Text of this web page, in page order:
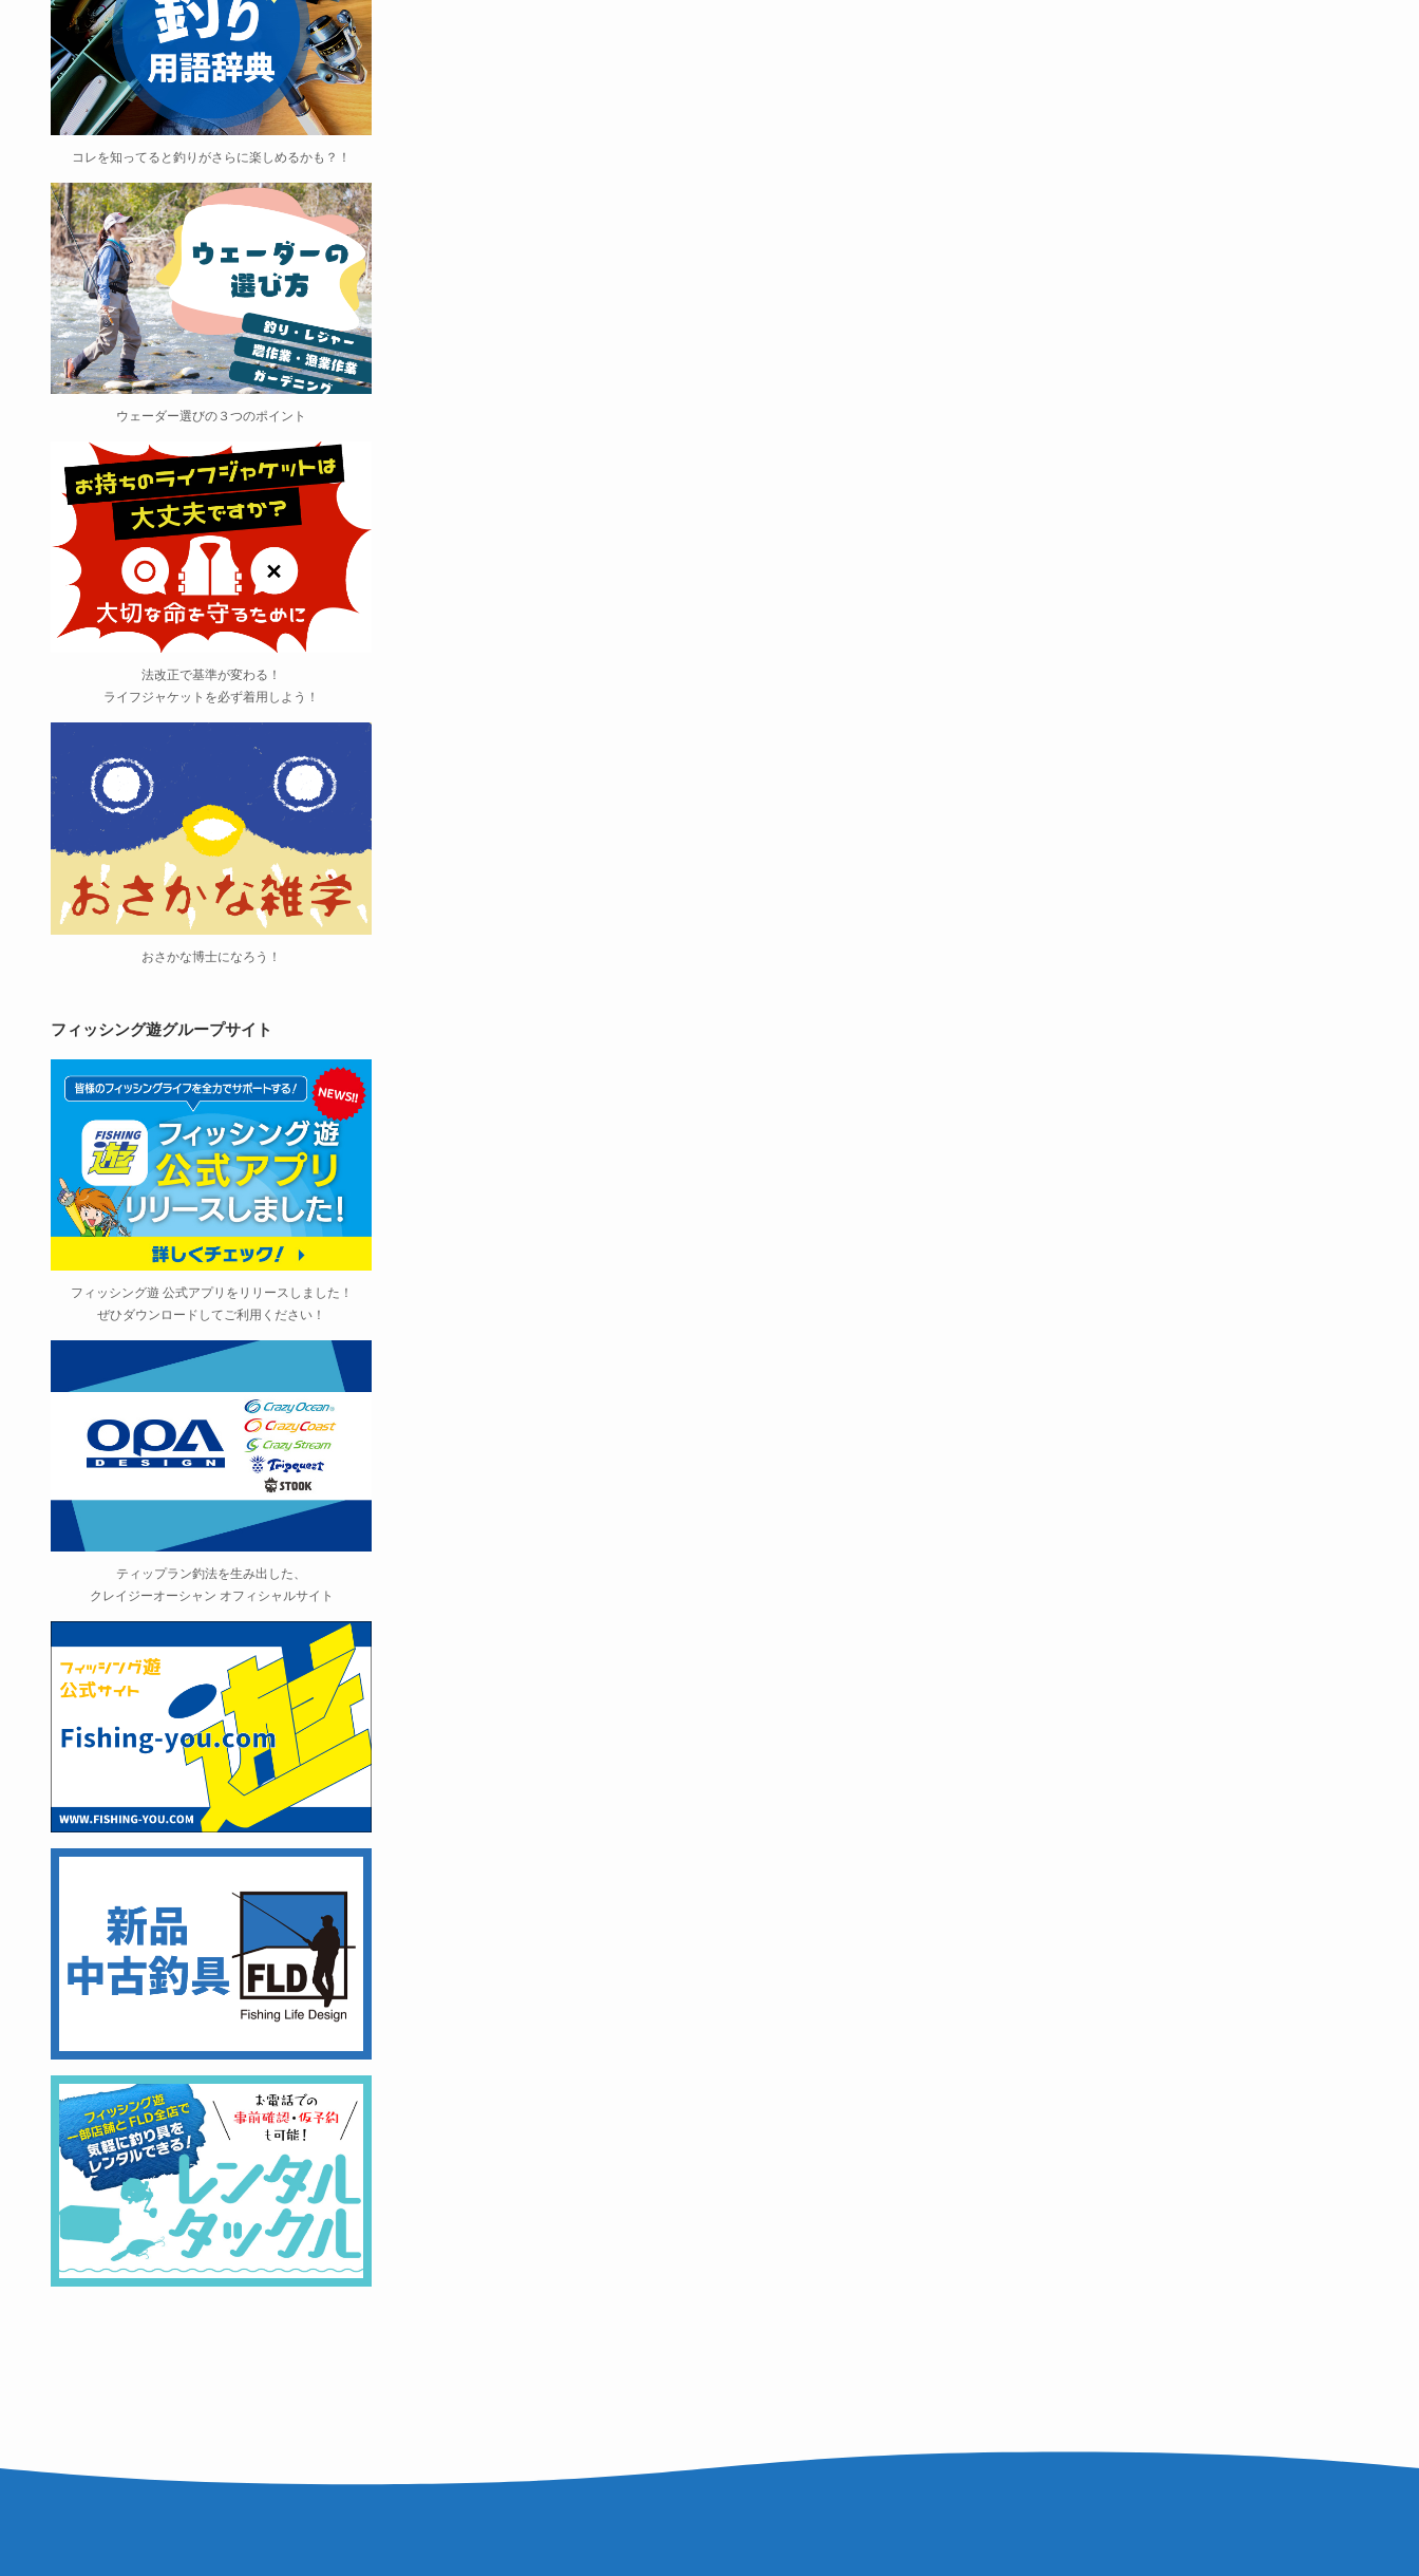
コレを知ってると釣りがさらに楽しめるかも？！
ウェーダー選びの３つのポイント
法改正で基準が変わる！
ライフジャケットを必ず着用しよう！
おさかな博士になろう！
フィッシング遊グループサイト
フィッシング遊 公式アプリをリリースしました！
ぜひダウンロードしてご利用ください！
ティップラン釣法を生み出した、
クレイジーオーシャン オフィシャルサイト